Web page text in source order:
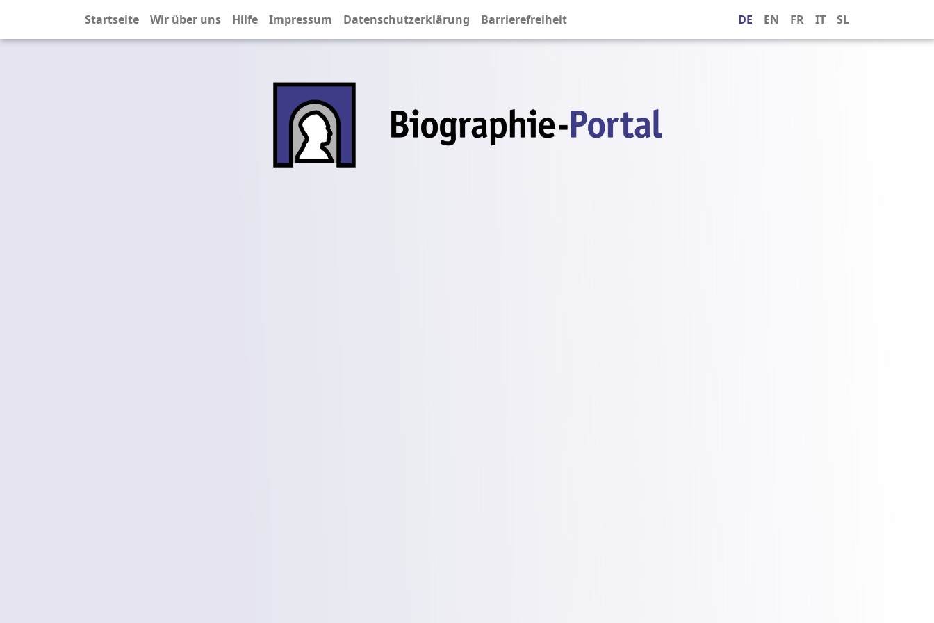
Startseite Wir über uns Hilfe Impressum Datenschutzerklärung Barrierefreiheit DE EN FR IT SL